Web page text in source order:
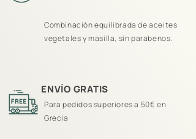
Combinación equilibrada de aceites
vegetales y masilla, sin parabenos.
ENVÍO GRATIS
Para pedidos superiores a 50€ en
Grecia